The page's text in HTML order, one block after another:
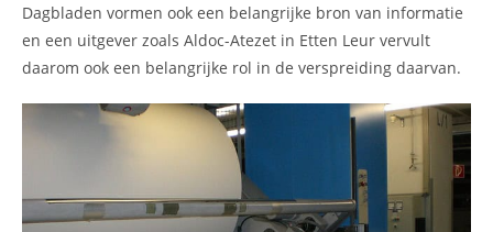
Dagbladen vormen ook een belangrijke bron van informatie
en een uitgever zoals Aldoc-Atezet in Etten Leur vervult
daarom ook een belangrijke rol in de verspreiding daarvan.